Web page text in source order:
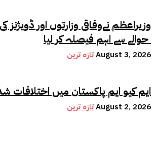
وزیراعظم نےوفاقی وزارتوں اور ڈویژنز
حوالے سے اہم فیصلہ کر لیا
تازہ ترینAugust 3, 2026
ایم کیو ایم پاکستان میں اختلافات
تازہ ترینAugust 2, 2026